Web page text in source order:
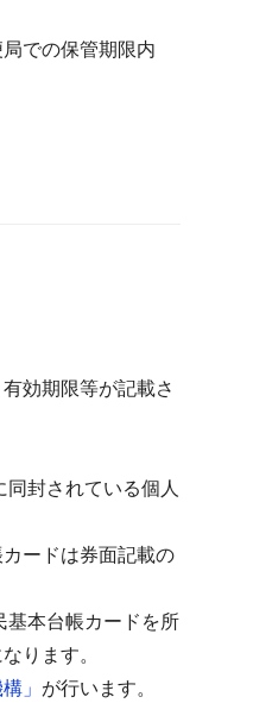
での保管期限内
効期限等が記載さ
封されている個人
ードは券面記載の
基本台帳カードを所
なります。
」 が行います。